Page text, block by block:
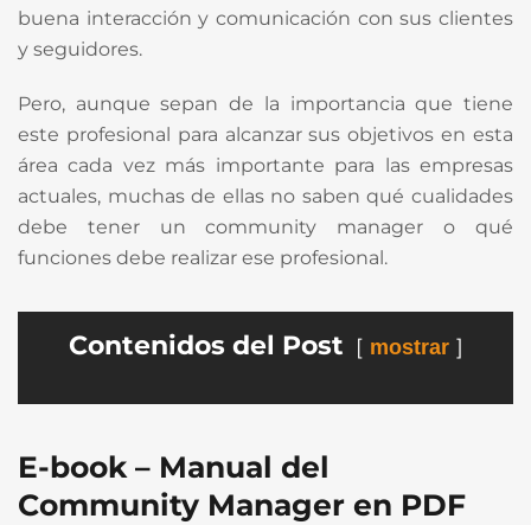
buena interacción y comunicación con sus clientes
y seguidores.
Pero, aunque sepan de la importancia que tiene
este profesional para alcanzar sus objetivos en esta
área cada vez más importante para las empresas
actuales, muchas de ellas no saben qué cualidades
debe tener un community manager o qué
funciones debe realizar ese profesional.
Contenidos del Post mostrar
E-book – Manual del
Community Manager en PDF